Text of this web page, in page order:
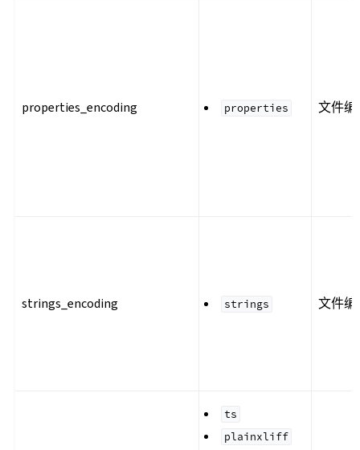
properties_encoding properties 文件编
strings_encoding strings 文件编
ts
plainxliff